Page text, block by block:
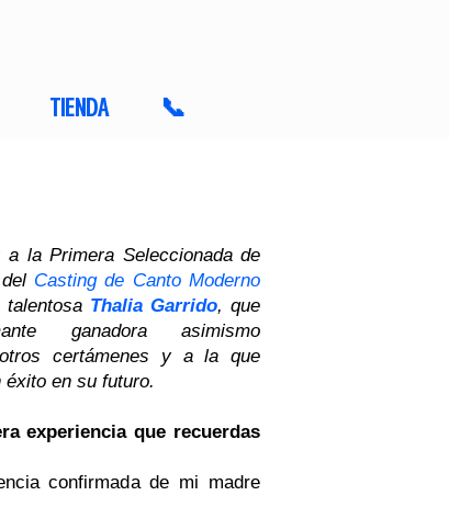
TIENDA 📞
a la Primera Seleccionada de
Casting de Canto Moderno
talentosa Thalia Garrido, que
ganadora asimismo
certámenes y a la que
éxito en su futuro.
experiencia que recuerdas
confirmada de mi madre